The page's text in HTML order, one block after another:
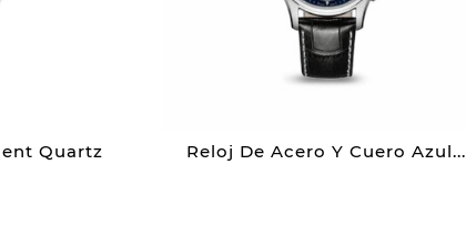
Quartz Reloj De Acero Y Cuero Azul...